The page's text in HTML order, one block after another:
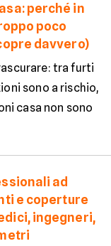
perché in
poco
davvero)
tra furti
sono a rischio,
casa non sono
ad
e coperture
ingegneri,